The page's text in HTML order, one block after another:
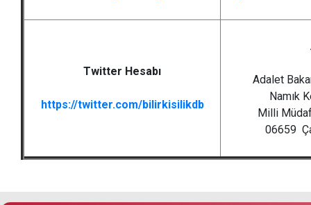
Twitter Hesabı
https://twitter.com/bilirkisilikdb
Adalet
Namık
Milli
06659